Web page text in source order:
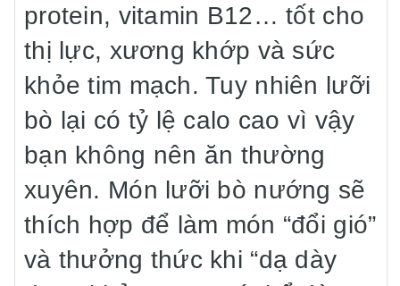
protein, vitamin B12… tốt cho
thị lực, xương khớp và sức
khỏe tim mạch. Tuy nhiên lưỡi
bò lại có tỷ lệ calo cao vì vậy
bạn không nên ăn thường
xuyên. Món lưỡi bò nướng sẽ
thích hợp để làm món “đổi gió”
và thưởng thức khi “dạ dày